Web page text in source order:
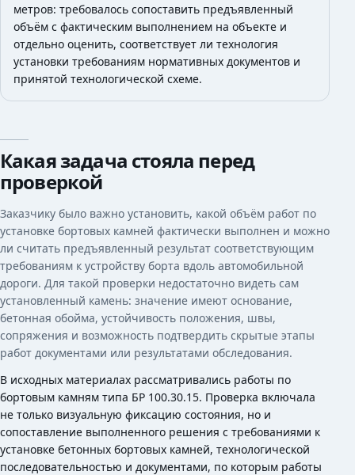
метров: требовалось сопоставить предъявленный
объём с фактическим выполнением на объекте и
отдельно оценить, соответствует ли технология
установки требованиям нормативных документов и
принятой технологической схеме.
Какая задача стояла перед
проверкой
Заказчику было важно установить, какой объём работ по
установке бортовых камней фактически выполнен и можно
ли считать предъявленный результат соответствующим
требованиям к устройству борта вдоль автомобильной
дороги. Для такой проверки недостаточно видеть сам
установленный камень: значение имеют основание,
бетонная обойма, устойчивость положения, швы,
сопряжения и возможность подтвердить скрытые этапы
работ документами или результатами обследования.
В исходных материалах рассматривались работы по
бортовым камням типа БР 100.30.15. Проверка включала
не только визуальную фиксацию состояния, но и
сопоставление выполненного решения с требованиями к
установке бетонных бортовых камней, технологической
последовательностью и документами, по которым работы